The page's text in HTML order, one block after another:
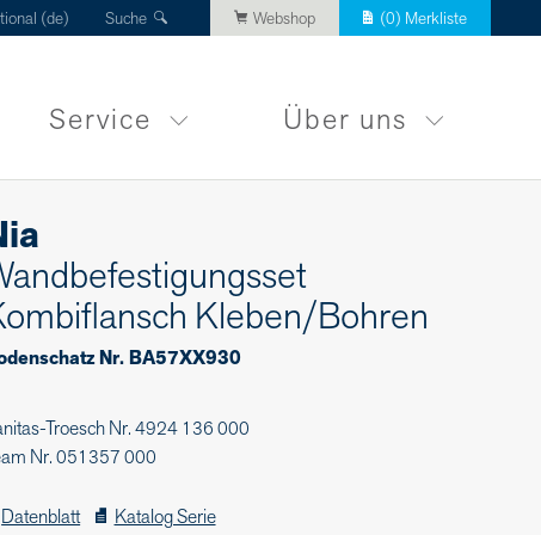
(de) Suche Webshop (0) Merkliste
Service Über uns
Kleben/Bohren
Nr. BA57XX930
Troesch Nr. 4924 136 000
Nr. 051357 000
Datenblatt Katalog Serie